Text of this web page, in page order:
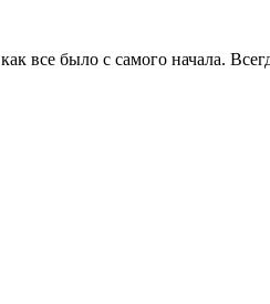
все было с самого начала.